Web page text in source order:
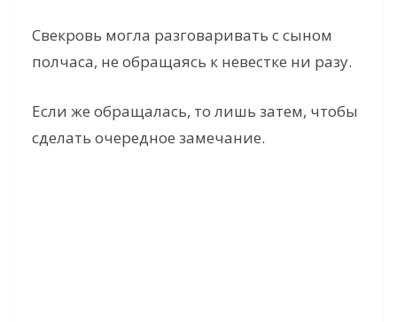
Свекровь могла разговаривать с сыном
полчаса, не обращаясь к невестке ни разу.
Если же обращалась, то лишь затем, чтобы
сделать очередное замечание.